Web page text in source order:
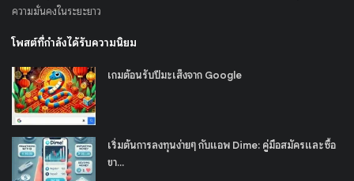
ความมั่นคงในระยะยาว
โพสต์ที่กำลังได้รับความนิยม
เกมต้อนรับปีมะเส็งจาก Google
เริ่มต้นการลงทุนง่ายๆ กับแอพ Dime: คู่มือสมัครและซื้อ
ขา...